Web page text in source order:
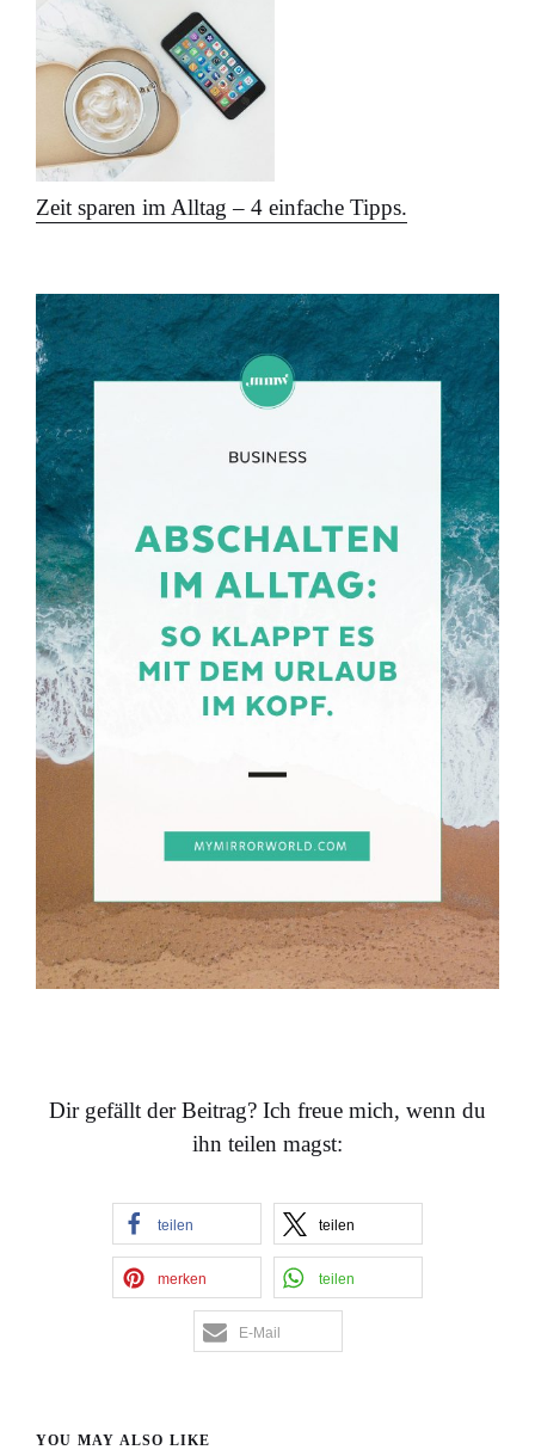
Zeit sparen im Alltag – 4 einfache Tipps.
Dir gefällt der Beitrag? Ich freue mich, wenn du
ihn teilen magst:
teilen teilen
merken teilen
E-Mail
YOU MAY ALSO LIKE